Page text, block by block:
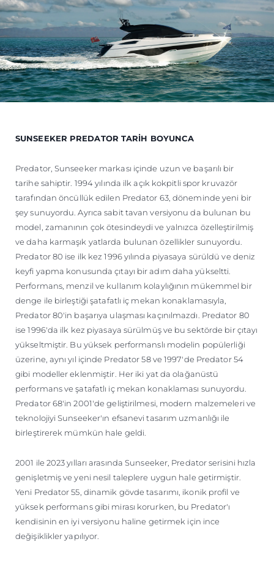
SUNSEEKER PREDATOR TARİH BOYUNCA
Predator, Sunseeker markası içinde uzun ve başarılı bir
tarihe sahiptir. 1994 yılında ilk açık kokpitli spor kruvazör
tarafından öncüllük edilen Predator 63, döneminde yeni bir
şey sunuyordu. Ayrıca sabit tavan versiyonu da bulunan bu
model, zamanının çok ötesindeydi ve yalnızca özelleştirilmiş
ve daha karmaşık yatlarda bulunan özellikler sunuyordu.
Predator 80 ise ilk kez 1996 yılında piyasaya sürüldü ve deniz
keyfi yapma konusunda çıtayı bir adım daha yükseltti.
Performans, menzil ve kullanım kolaylığının mükemmel bir
denge ile birleştiği şatafatlı iç mekan konaklamasıyla,
Predator 80'in başarıya ulaşması kaçınılmazdı. Predator 80
ise 1996'da ilk kez piyasaya sürülmüş ve bu sektörde bir çıtayı
yükseltmiştir. Bu yüksek performanslı modelin popülerliği
üzerine, aynı yıl içinde Predator 58 ve 1997'de Predator 54
gibi modeller eklenmiştir. Her iki yat da olağanüstü
performans ve şatafatlı iç mekan konaklaması sunuyordu.
Predator 68'in 2001'de geliştirilmesi, modern malzemeleri ve
teknolojiyi Sunseeker'ın efsanevi tasarım uzmanlığı ile
birleştirerek mümkün hale geldi.
2001 ile 2023 yılları arasında Sunseeker, Predator serisini hızla
genişletmiş ve yeni nesil taleplere uygun hale getirmiştir.
Yeni Predator 55, dinamik gövde tasarımı, ikonik profil ve
yüksek performans gibi mirası korurken, bu Predator'ı
kendisinin en iyi versiyonu haline getirmek için ince
değişiklikler yapılıyor.